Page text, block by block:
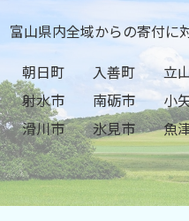
富山県内全域からの寄付に
朝日町
入善町 立
射水市
南砺市 小
滑川市
氷見市 魚